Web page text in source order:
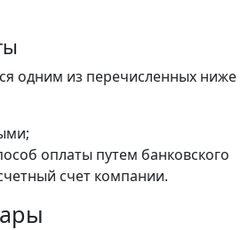
одним из перечисленных ниже
оплаты путем банковского
счет компании.